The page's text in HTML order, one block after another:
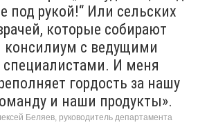
под рукой!“ Или сельских
которые собирают
консилиум с ведущими
специалистами. И меня
гордость за нашу
и наши продукты».
Беляев, руководитель департамента